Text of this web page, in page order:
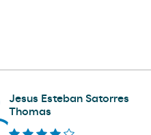
Jesus Esteban Satorres
Thomas